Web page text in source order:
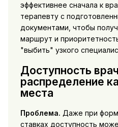
эффективнее сначала к
терапевту с
документами, чтобы
маршрут и
"выбить" узкого
Доступность
распределение
места
Проблема. Даже при
ставках доступность